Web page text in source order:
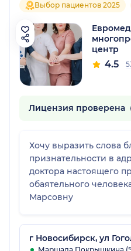
Выбор пациентов 2025
Евромед
центр
4.5
Лицензия проверена
Хочу выразить слова
признательности в
доктора настоящего
обаятельного
Марсовну
г Новосибирск, ул